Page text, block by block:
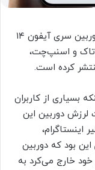
اپل به‌تازگی و در راستای رفع مشکل لرزش دوربین سری آیفون ۱۴
و اسنپ‌چت،
بسیاری از کاربران
از بابت لرزش دوربین این
بود که دوربین
خارج می‌کرد به